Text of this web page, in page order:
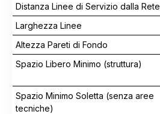
Distanza Linee di Servizio dalla Rete
Larghezza Linee
Altezza Pareti di Fondo
Spazio Libero Minimo (struttura)
Spazio Minimo Soletta (senza aree
tecniche)